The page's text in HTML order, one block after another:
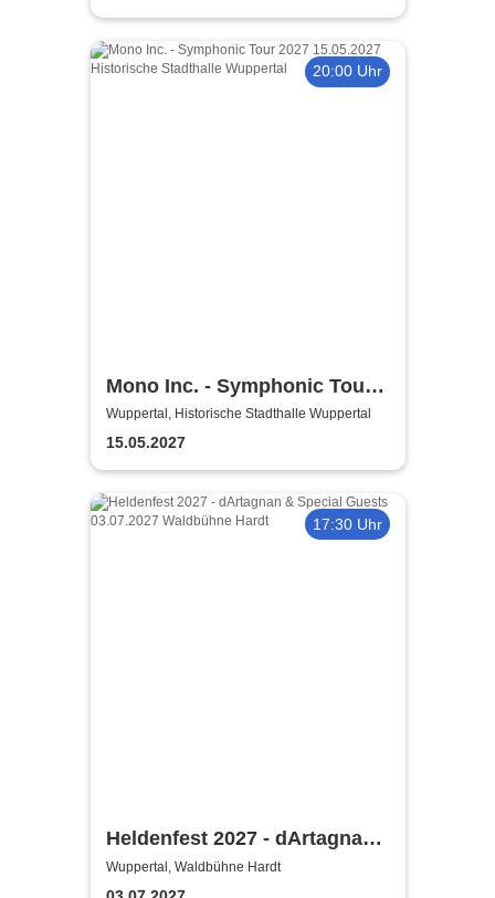
20:00 Uhr
Mono Inc. - Symphonic Tour
2027
Wuppertal, Historische Stadthalle Wuppertal
15.05.2027
17:30 Uhr
Heldenfest 2027 - dArtagnan
& Special Guests
Wuppertal, Waldbühne Hardt